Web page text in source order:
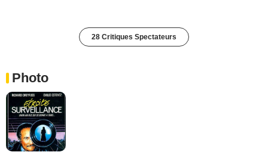
28 Critiques Spectateurs
Photo